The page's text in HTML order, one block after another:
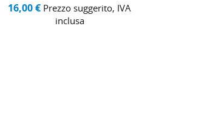
16,00 € Prezzo suggerito, IVA
inclusa